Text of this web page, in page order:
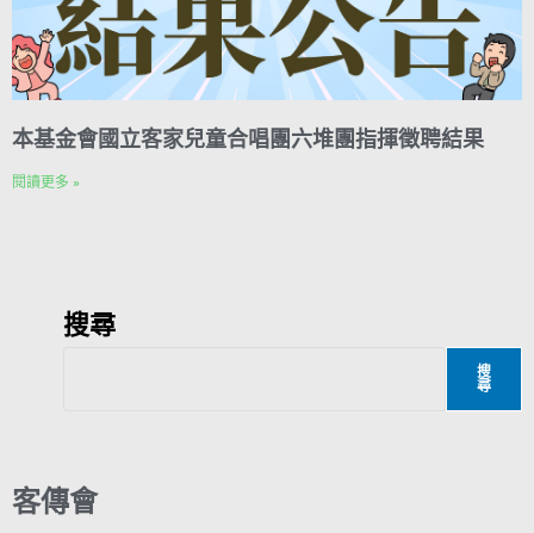
本基金會國立客家兒童合唱團六堆團指揮徵聘結果
閱讀更多 »
搜尋
搜
尋
客傳會